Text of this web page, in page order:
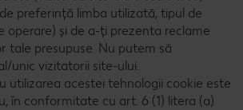
preferință limba utilizată, tipul de
operare) și de a-ți prezenta reclame
tale presupuse. Nu putem să
unic vizitatorii site-ului.
utilizarea acestei tehnologii cookie este
în conformitate cu art. 6 (1) litera (a)